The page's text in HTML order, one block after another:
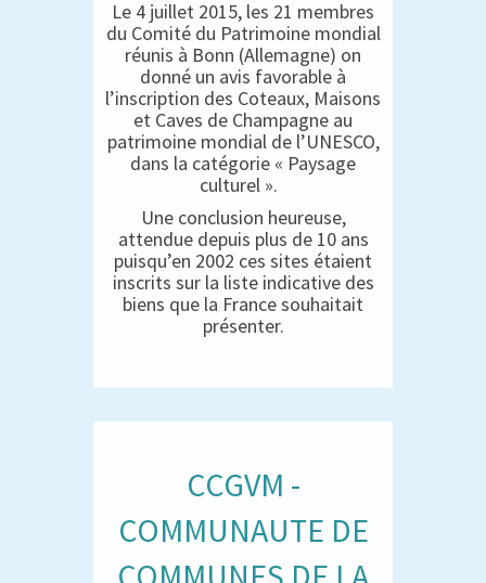
Le 4 juillet 2015, les 21 membres
du Comité du Patrimoine mondial
réunis à Bonn (Allemagne) on
donné un avis favorable à
l’inscription des Coteaux, Maisons
et Caves de Champagne au
patrimoine mondial de l’UNESCO,
dans la catégorie « Paysage
culturel ».
Une conclusion heureuse,
attendue depuis plus de 10 ans
puisqu’en 2002 ces sites étaient
inscrits sur la liste indicative des
biens que la France souhaitait
présenter.
CCGVM -
COMMUNAUTE DE